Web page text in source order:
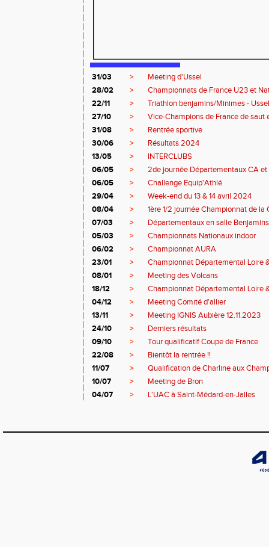
31/03 >
Meeting d'Ussel
28/02
>
Championnats de France U23 et
22/11
>
Triathlon benjamins/Minimes - Ussel
27/10
>
Vice-Champions de France de saut
31/08
>
Rentrée sportive
30/06
>
Résultats 2024
13/05
>
INTERCLUBS
06/05
>
2de journée Départementaux CA et
06/05
>
Challenge Equip'Athlé
29/04
>
Week-end du 13 & 14 avril 2024
08/04
>
1ère 1/2 journée Championnat de la
07/03
>
Départementaux en salle
05/03
>
Championnats Nationaux indoor
06/02
>
Championnat AURA
23/01
>
Championnat Départemental Loire
08/01
>
Meeting des Volcans
18/12
>
Championnat Départemental Loire
04/12
>
Meeting Comité d'allier
13/11
>
Meeting IGNIS Aubière 12.11.2023
24/10
>
Derniers résultats
09/10
>
Tour qualificatif Coupe de France
22/08
>
Bientôt la rentrée !!
11/07
>
Qualification de Charline aux
10/07
>
Meeting de Bron
04/07
> L'UAC à Saint-Médard-en-Jalles